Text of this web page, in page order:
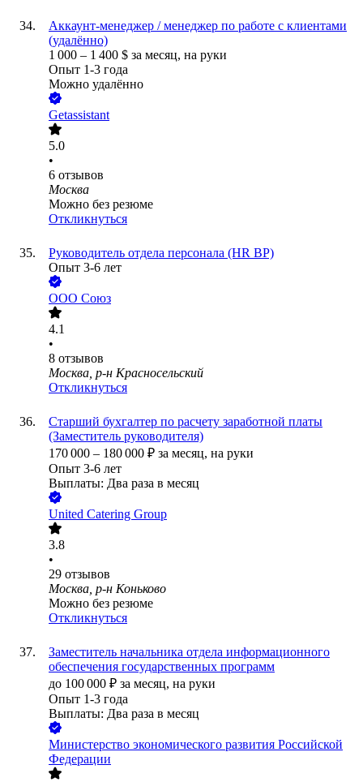
Аккаунт-менеджер / менеджер по работе с клиентами
(удалённо)
1 000 – 1 400 $ за месяц, на руки
Опыт 1-3 года
Можно удалённо
Getassistant
5.0
•
6 отзывов
Москва
Можно без резюме
Откликнуться
Руководитель отдела персонала (HR BP)
Опыт 3-6 лет
ООО Союз
4.1
•
8 отзывов
Москва, р-н Красносельский
Откликнуться
Старший бухгалтер по расчету заработной платы
(Заместитель руководителя)
170 000 – 180 000 ₽ за месяц, на руки
Опыт 3-6 лет
Выплаты: Два раза в месяц
United Catering Group
3.8
•
29 отзывов
Москва, р-н Коньково
Можно без резюме
Откликнуться
Заместитель начальника отдела информационного
обеспечения государственных программ
до 100 000 ₽ за месяц, на руки
Опыт 1-3 года
Выплаты: Два раза в месяц
Министерство экономического развития Российской
Федерации